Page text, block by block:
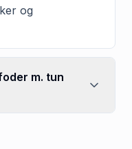
og
m. tun